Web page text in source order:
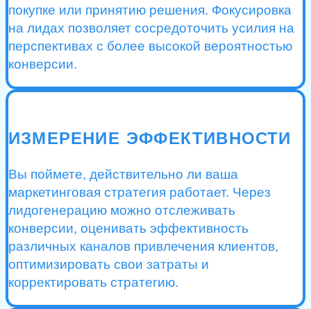
покупке или принятию решения. Фокусировка
на лидах позволяет сосредоточить усилия на
перспективах с более высокой вероятностью
конверсии.
ИЗМЕРЕНИЕ ЭФФЕКТИВНОСТИ
Вы поймете, действительно ли ваша
маркетинговая стратегия работает. Через
лидогенерацию можно отслеживать
конверсии, оценивать эффективность
различных каналов привлечения клиентов,
оптимизировать свои затраты и
корректировать стратегию.